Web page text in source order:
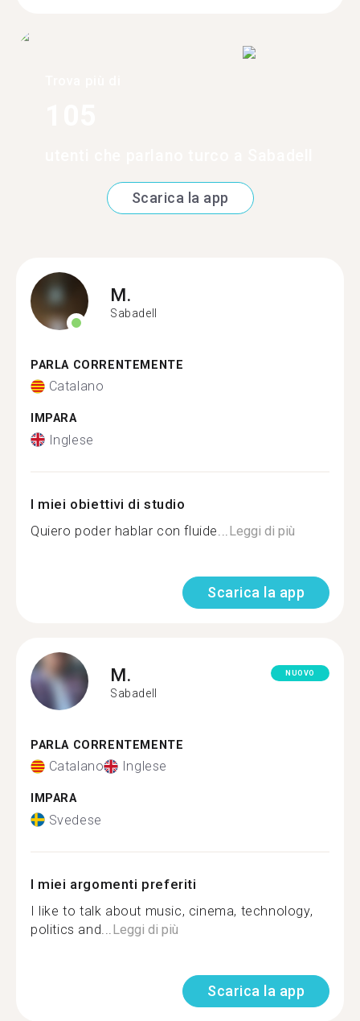
Scarica la app
M.
Sabadell
PARLA CORRENTEMENTE
Catalano
IMPARA
Inglese
I miei obiettivi di studio
Quiero poder hablar con fluide... Leggi di più
Scarica la app
M.
Sabadell
NUOVO
PARLA CORRENTEMENTE
Catalano Inglese
IMPARA
Svedese
I miei argomenti preferiti
I like to talk about music, cinema, technology,
politics and... Leggi di più
Scarica la app